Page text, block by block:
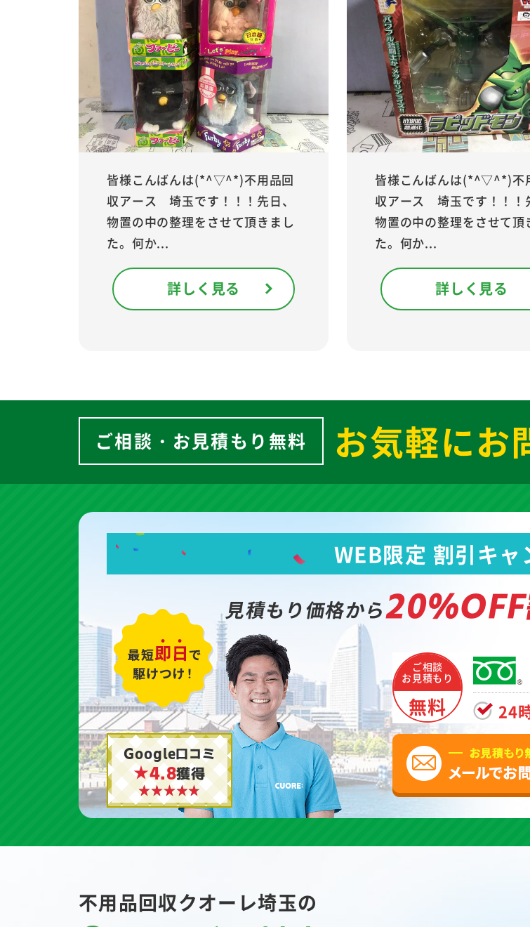
皆様こんばんは(*^▽^*)不用品回
収アース 埼玉です！！！先日、
物置の中の整理をさせて頂きまし
た。何か...
詳しく見る
皆様こんばんは(*^▽^*)不
収アース 埼玉です！！！
物置の中の整理をさせて頂
た。何か...
詳しく見る
ご相談・お見積もり無料 お気軽にお
Google口コミ
★4.8獲得
WEB限定 割引キャ
見積もり価格から
ご相談
お見積もり
無料 24
不用品回収クオーレ埼玉の